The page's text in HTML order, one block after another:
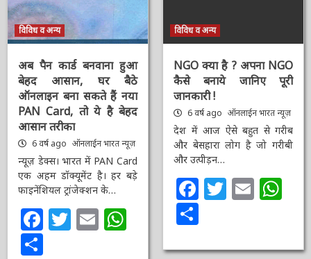
विविध व अन्य
अब पैन कार्ड बनवाना हुआ
बेहद आसान, घर बैठे
ऑनलाइन बना सकते हैं नया
PAN Card, तो ये है बेहद
आसान तरीका
6 वर्ष ago ऑनलाईन भारत
न्यूज़ डेक्स। भारत में PAN
Card एक अहम डॉक्यूमेंट है।
हर बड़े फाइनेंशियल ट्रांजेक्शन
के…
WhatsApp
विविध व अन्य
NGO क्या है ? अपना
NGO कैसे बनाये जानिए
पूरी जानकारी !
6 वर्ष ago
ऑनलाईन भारत
देश में आज ऐसे बहुत से गरीब
और बेसहारा लोग है जो गरीबी
और उत्पीड़न…
Facebook
Twitter
Email
Share